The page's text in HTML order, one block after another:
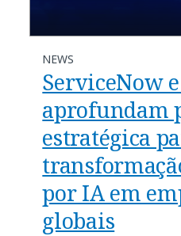
NEWS
ServiceNow
aprofundam
estratégica
por IA em
globais